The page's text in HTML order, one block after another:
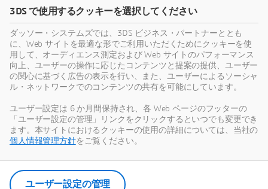
社はバーチャル世界を開拓し、消費者、患者、
向へと導いてきました。ダッソー・システムズ
の3DEXPERIENCEプラットフォームでは、AIを搭
載した科学的根拠に基づくバーチャルツインに
より、あらゆる規模・業界の39万のお客様が協
力し、製品やサービスを創出、製造することで
持続可能な革新を生み出し、社会に対して意義
のある影響をもたらすことができます。より詳
細な情報はホームページ、
https://www.3ds.com/（英語）をご参照くださ
い。
3DS で使用するクッキーを選択してください
ダッソー・システムズでは、3DS ビジネス・パートナーととも
に、Web サイトを最適な形でご利用いただくためにクッキーを使
用して、オーディエンス測定および Web サイトのパフォーマンス
向上、ユーザーの操作に応じたコンテンツと提案の提供、ユーザー
の関心に基づく広告の表示を行い、また、ユーザーによるソーシャ
ル・ネットワークでのコンテンツの共有を可能にしています。
ユーザー設定は 6 か月間保持され、各 Web ページのフッターの
「ユーザー設定の管理」リンクをクリックするといつでも変更でき
ます。本サイトにおけるクッキーの使用の詳細については、当社の
個人情報管理方針をご覧ください。
ユーザー設定の管理